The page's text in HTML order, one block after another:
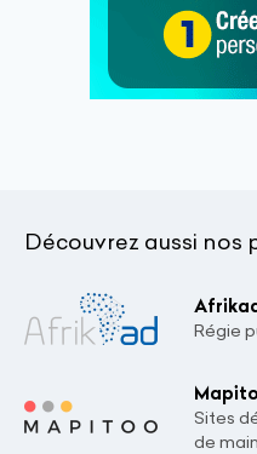
Découvrez aussi
Afrikad
Régie
Sites
de main